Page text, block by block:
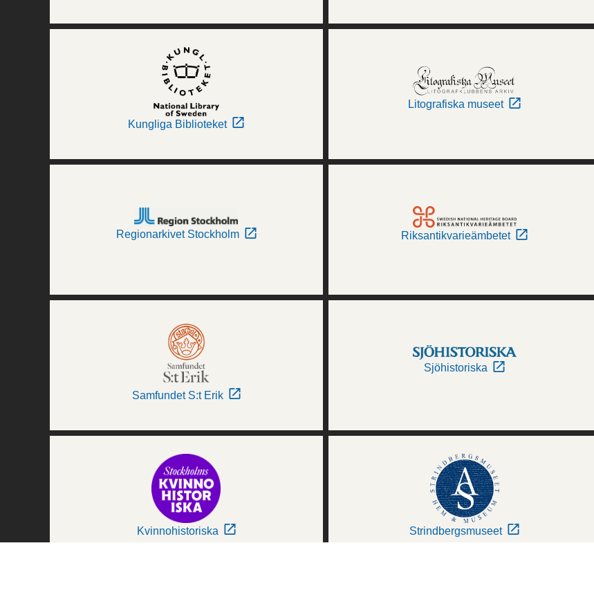
Kungliga Biblioteket
Litografiska museet
Regionarkivet Stockholm Riksantikvarieämbetet
Samfundet S:t Erik
Sjöhistoriska
Kvinnohistoriska Strindbergsmuseet